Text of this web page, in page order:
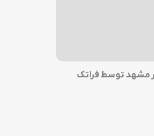
مشهد توسط فراتک